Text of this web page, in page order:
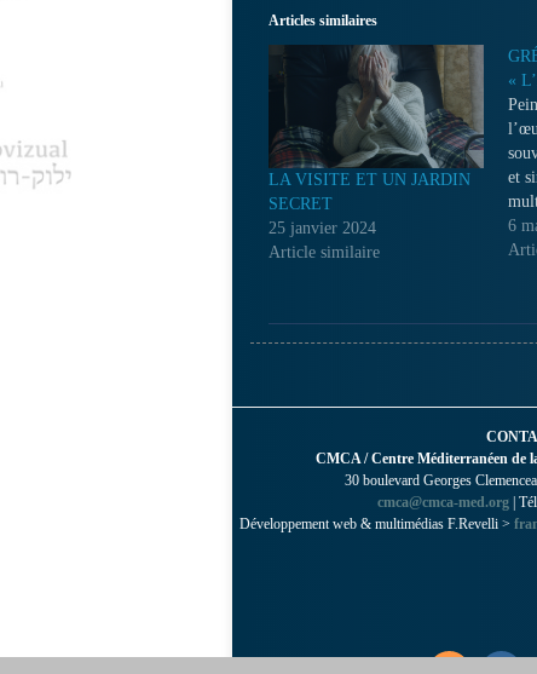
Articles similaires
LA VISITE ET UN JARDIN
SECRET
25 janvier 2024
Article similaire
«
et
6
CMCA / Centre Méditerranéen de
30 boulevard Georges
cmca@cmca-med.org |
Développement web & multimédias F.Revelli >